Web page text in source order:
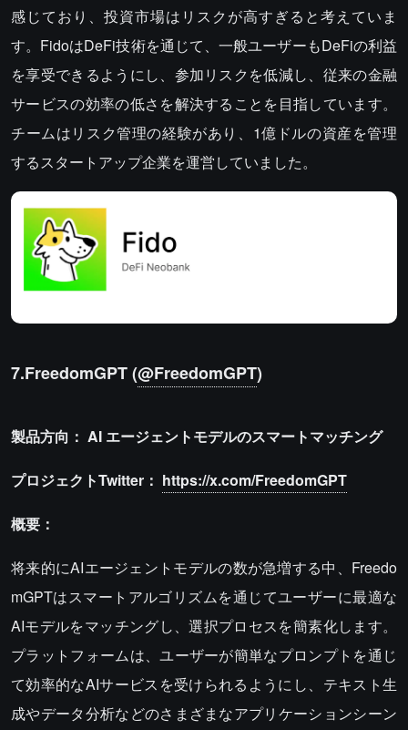
感じており、投資市場はリスクが高すぎると考えていま
す。FidoはDeFi技術を通じて、一般ユーザーもDeFiの利益
を享受できるようにし、参加リスクを低減し、従来の金融
サービスの効率の低さを解決することを目指しています。
チームはリスク管理の経験があり、1億ドルの資産を管理
するスタートアップ企業を運営していました。
7.FreedomGPT (@FreedomGPT)
製品方向： AI エージェントモデルのスマートマッチング
プロジェクトTwitter： https://x.com/FreedomGPT
概要：
将来的にAIエージェントモデルの数が急増する中、Freedo
mGPTはスマートアルゴリズムを通じてユーザーに最適な
AIモデルをマッチングし、選択プロセスを簡素化します。
プラットフォームは、ユーザーが簡単なプロンプトを通じ
て効率的なAIサービスを受けられるようにし、テキスト生
成やデータ分析などのさまざまなアプリケーションシーン